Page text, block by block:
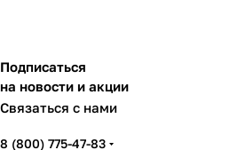
Подписаться
на новости и акции
Связаться с нами
8 (800) 775-47-83